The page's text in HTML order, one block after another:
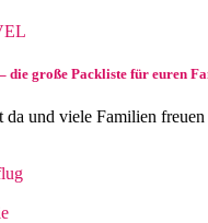
die große Packliste für euren
da und viele Familien